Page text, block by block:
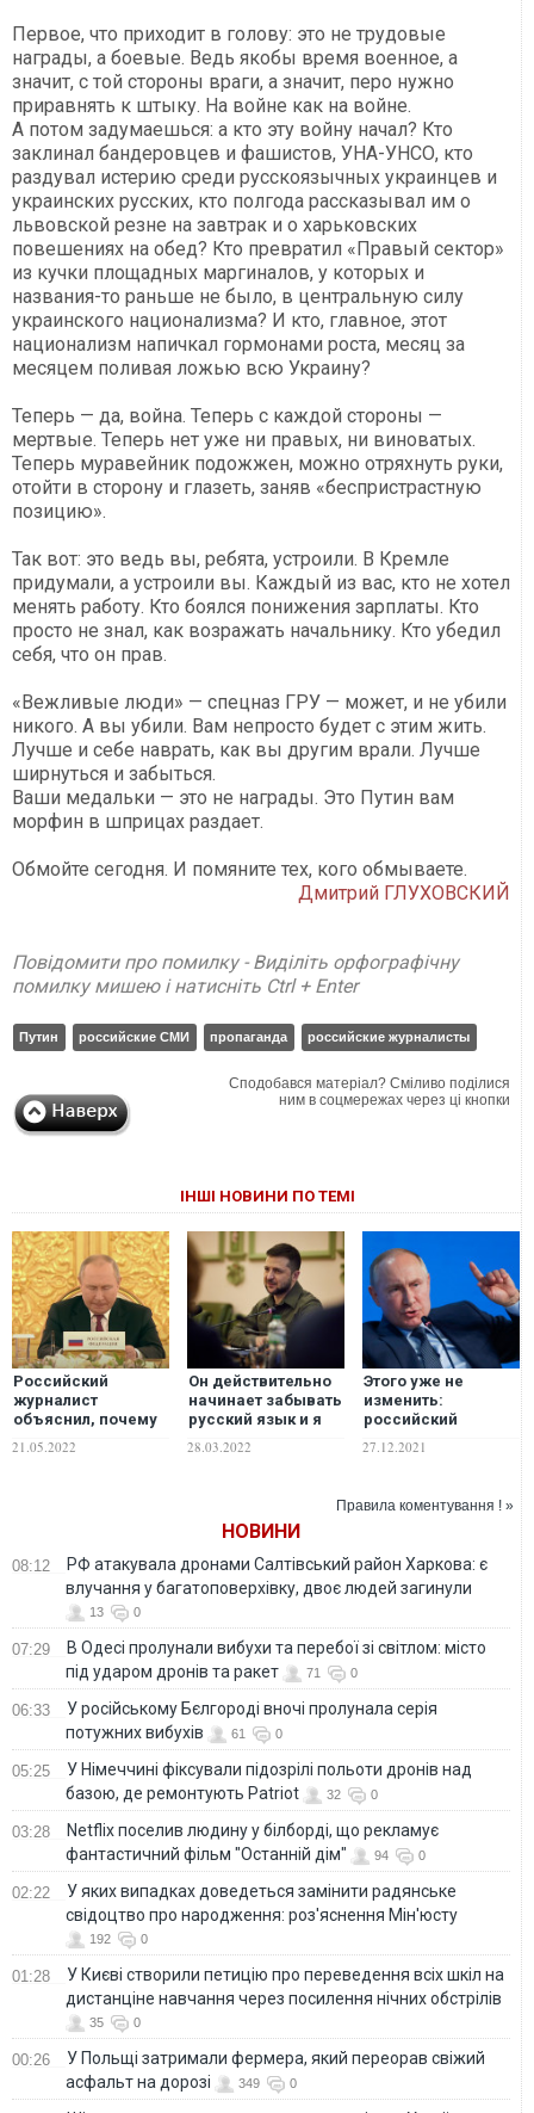
Первое, что приходит в голову: это не трудовые
награды, а боевые. Ведь якобы время военное, а
значит, с той стороны враги, а значит, перо нужно
приравнять к штыку. На войне как на войне.
А потом задумаешься: а кто эту войну начал? Кто
заклинал бандеровцев и фашистов, УНА-УНСО, кто
раздувал истерию среди русскоязычных украинцев и
украинских русских, кто полгода рассказывал им о
львовской резне на завтрак и о харьковских
повешениях на обед? Кто превратил «Правый сектор»
из кучки площадных маргиналов, у которых и
названия-то раньше не было, в центральную силу
украинского национализма? И кто, главное, этот
национализм напичкал гормонами роста, месяц за
месяцем поливая ложью всю Украину?
Теперь — да, война. Теперь с каждой стороны —
мертвые. Теперь нет уже ни правых, ни виноватых.
Теперь муравейник подожжен, можно отряхнуть руки,
отойти в сторону и глазеть, заняв «беспристрастную
позицию».
Так вот: это ведь вы, ребята, устроили. В Кремле
придумали, а устроили вы. Каждый из вас, кто не хотел
менять работу. Кто боялся понижения зарплаты. Кто
просто не знал, как возражать начальнику. Кто убедил
себя, что он прав.
«Вежливые люди» — спецназ ГРУ — может, и не убили
никого. А вы убили. Вам непросто будет с этим жить.
Лучше и себе наврать, как вы другим врали. Лучше
ширнуться и забыться.
Ваши медальки — это не награды. Это Путин вам
морфин в шприцах раздает.
Обмойте сегодня. И помяните тех, кого обмываете.
Дмитрий ГЛУХОВСКИЙ
Повідомити про помилку - Виділіть орфографічну
помилку мишею і натисніть Ctrl + Enter
Путин российские СМИ пропаганда российские журналисты
Сподобався матеріал? Сміливо поділися
ним в соцмережах через ці кнопки
ІНШІ НОВИНИ ПО ТЕМІ
Российский
журналист
объяснил, почему
закончится
21.05.2022
Он действительно
начинает забывать
русский язык и я
Ян Валетов об
28.03.2022
Этого уже не
изменить:
российский
главную проблему
27.12.2021
Правила коментування ! »
НОВИНИ
08:12
РФ атакувала дронами Салтівський район Харкова: є
влучання у багатоповерхівку, двоє людей загинули
13 0
07:29
В Одесі пролунали вибухи та перебої зі світлом: місто
під ударом дронів та ракет
71 0
06:33
У російському Бєлгороді вночі пролунала серія
потужних вибухів
61 0
05:25
У Німеччині фіксували підозрілі польоти дронів над
базою, де ремонтують Patriot
32 0
03:28
Netflix поселив людину у білборді, що рекламує
фантастичний фільм "Останній дім"
94 0
02:22
У яких випадках доведеться замінити радянське
свідоцтво про народження: роз'яснення Мін'юсту
192 0
01:28
У Києві створили петицію про переведення всіх шкіл на
дистанціне навчання через посилення нічних обстрілів
35 0
00:26
У Польщі затримали фермера, який переорав свіжий
асфальт на дорозі
349 0